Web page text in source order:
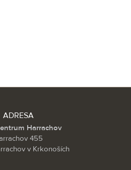
ADRESA
Harrachov
455
v Krkonoších